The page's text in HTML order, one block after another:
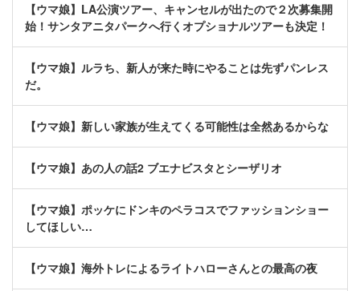
【ウマ娘】LA公演ツアー、キャンセルが出たので２次募集開
始！サンタアニタパークへ行くオプショナルツアーも決定！
【ウマ娘】ルラち、新人が来た時にやることは先ずパンレス
だ。
【ウマ娘】新しい家族が生えてくる可能性は全然あるからな
【ウマ娘】あの人の話2 ブエナビスタとシーザリオ
【ウマ娘】ポッケにドンキのペラコスでファッションショー
してほしい…
【ウマ娘】海外トレによるライトハローさんとの最高の夜